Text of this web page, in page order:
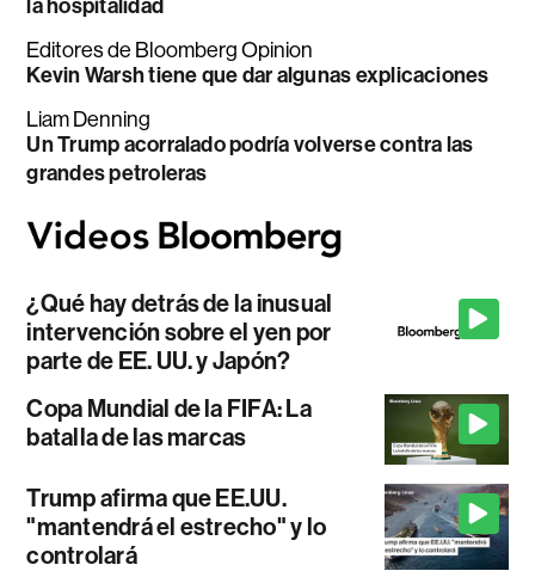
la hospitalidad
Editores de Bloomberg Opinion
Kevin Warsh tiene que dar algunas explicaciones
Liam Denning
Un Trump acorralado podría volverse contra las
grandes petroleras
¿Qué hay detrás de la inusual
intervención sobre el yen por
parte de EE. UU. y Japón?
Copa Mundial de la FIFA: La
batalla de las marcas
Trump afirma que EE.UU.
"mantendrá el estrecho" y lo
controlará